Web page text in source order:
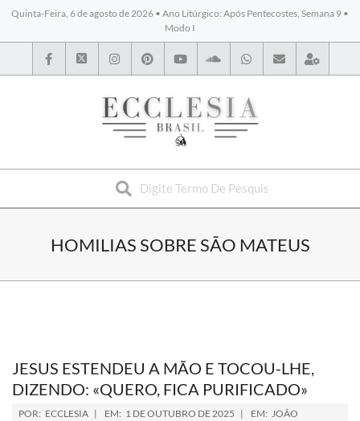
Quinta-Feira, 6 de agosto de 2026 • Ano Litúrgico: Após Pentecostes, Semana 9 •
Modo I
BYBLOS
HOMILIAS SOBRE SÃO MATEUS
JESUS ESTENDEU A MÃO E TOCOU-LHE,
DIZENDO: «QUERO, FICA PURIFICADO»
POR: ECCLESIA EM: 1 DE OUTUBRO DE 2025 EM: JOÃO